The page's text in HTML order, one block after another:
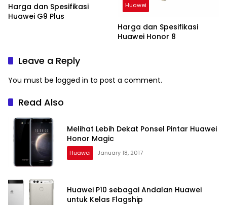
Harga dan Spesifikasi
Huawei G9 Plus
Huawei
Harga dan Spesifikasi
Huawei Honor 8
Leave a Reply
You must be logged in to post a comment.
Read Also
Melihat Lebih Dekat Ponsel Pintar Huawei
Honor Magic
Huawei January 18, 2017
Huawei P10 sebagai Andalan Huawei
untuk Kelas Flagship